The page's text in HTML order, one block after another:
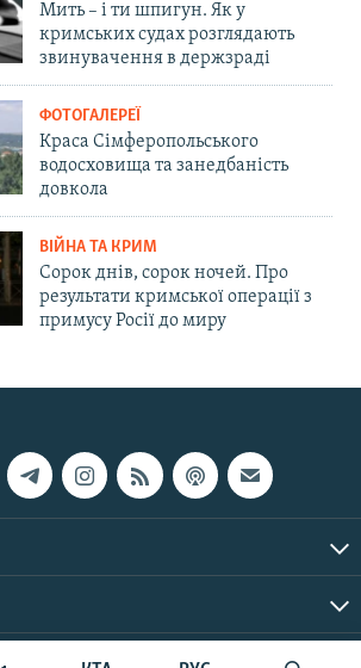
Мить – і ти шпигун. Як у
кримських судах розглядають
звинувачення в держзраді
ФОТОГАЛЕРЕЇ
Краса Сімферопольського
водосховища та занедбаність
довкола
ВІЙНА ТА КРИМ
Сорок днів, сорок ночей. Про
результати кримської операції з
примусу Росії до миру